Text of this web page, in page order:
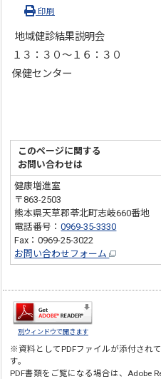
印刷
地域健診結果説明会
１３：３０～１６：３０
保健センター
このページに関する
お問い合わせは
健康増進室
〒863-2503
熊本県天草郡苓北町志岐660番地
電話番号：0969-35-3330
Fax：0969-25-3022
お問い合わせフォーム
別ウィンドウで開きます
※資料としてPDFファイルが添付され
す。
PDF書類をご覧になる場合は、Adobe